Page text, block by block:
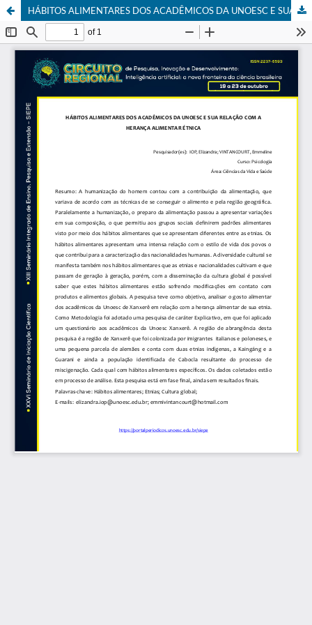
HÁBITOS ALIMENTARES DOS ACADÊMICOS DA UNOESC E SUA RELAÇÃO COM A HERANÇA ALIMENTAR ÉTNICA